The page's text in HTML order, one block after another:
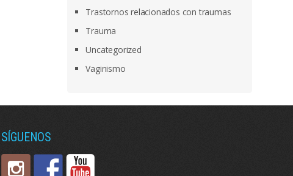
Trastornos relacionados con traumas
Trauma
Uncategorized
Vaginismo
SÍGUENOS